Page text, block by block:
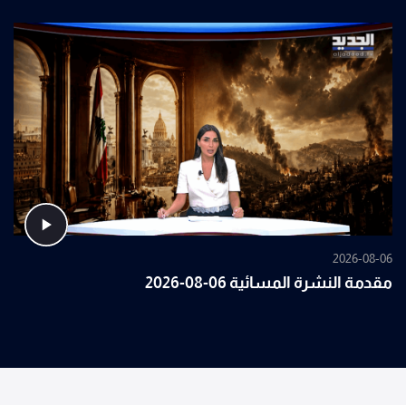
2026-08-06
مقدمة النشرة المسائية 06-08-2026